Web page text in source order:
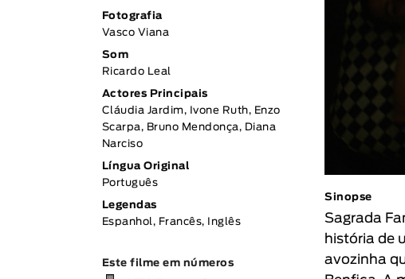
Sinopse
Sagrada
história de
avozinha
Fotografia
Vasco Viana
Som
Ricardo Leal
Actores Principais
Cláudia Jardim, Ivone Ruth, Enzo
Scarpa, Bruno Mendonça, Diana
Narciso
Língua Original
Português
Legendas
Espanhol, Francês, Inglês
Este filme em números